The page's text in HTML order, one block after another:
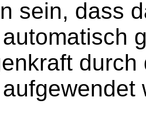
sein, dass